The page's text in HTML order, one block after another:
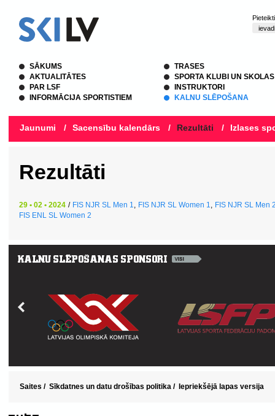
SĀKUMS
AKTUALITĀTES
PAR LSF
INFORMĀCIJA SPORTISTIEM
TRASES
SPORTA KLUBI UN SKOLAS
INSTRUKTORI
KALNU SLĒPOŠANA
Jaunumi / Sacensību kalendārs / Rezultāti / Izlases
Rezultāti
29 • 02 • 2024 / FIS NJR SL Men 1, FIS NJR SL Women 1, FIS NJR SL Men
FIS ENL SL Women 2
Saites / Sīkdatnes un datu drošības politika / Iepriekšējā lapas versija